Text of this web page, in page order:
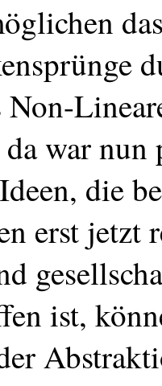
Non-
war
die
erst
ist,